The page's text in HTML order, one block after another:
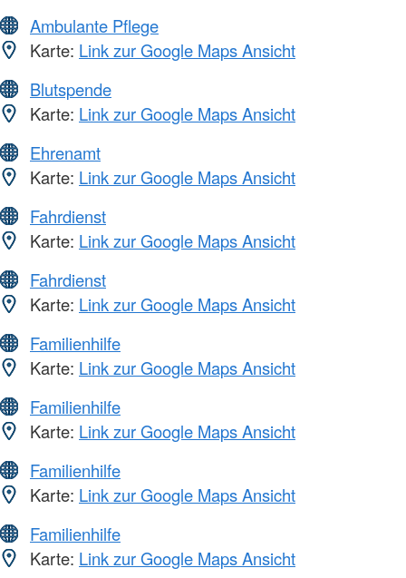
Ambulante Pflege
Karte: Link zur Google Maps Ansicht
Blutspende
Karte: Link zur Google Maps Ansicht
Ehrenamt
Karte: Link zur Google Maps Ansicht
Fahrdienst
Karte: Link zur Google Maps Ansicht
Fahrdienst
Karte: Link zur Google Maps Ansicht
Familienhilfe
Karte: Link zur Google Maps Ansicht
Familienhilfe
Karte: Link zur Google Maps Ansicht
Familienhilfe
Karte: Link zur Google Maps Ansicht
Familienhilfe
Karte: Link zur Google Maps Ansicht